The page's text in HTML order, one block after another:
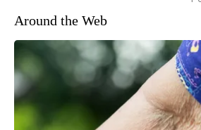
Around the Web